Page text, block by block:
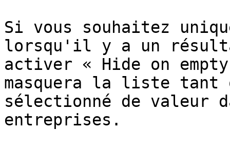
Si vous souhaitez
lorsqu'il y a un
activer « Hide on
masquera la liste tant
sélectionné de valeur
entreprises.